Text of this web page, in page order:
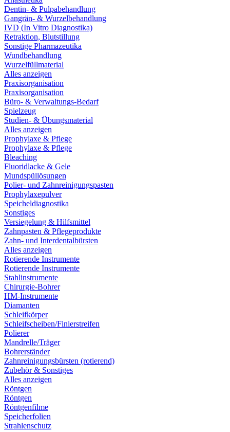
Dentin- & Pulpabehandlung
Gangrän- & Wurzelbehandlung
IVD (In Vitro Diagnostika)
Retraktion, Blutstillung
Sonstige Pharmazeutika
Wundbehandlung
Wurzelfüllmaterial
Alles anzeigen
Praxisorganisation
Praxisorganisation
Büro- & Verwaltungs-Bedarf
Spielzeug
Studien- & Übungsmaterial
Alles anzeigen
Prophylaxe & Pflege
Prophylaxe & Pflege
Bleaching
Fluoridlacke & Gele
Mundspüllösungen
Polier- und Zahnreinigungspasten
Prophylaxepulver
Speicheldiagnostika
Sonstiges
Versiegelung & Hilfsmittel
Zahnpasten & Pflegeprodukte
Zahn- und Interdentalbürsten
Alles anzeigen
Rotierende Instrumente
Rotierende Instrumente
Stahlinstrumente
Chirurgie-Bohrer
HM-Instrumente
Diamanten
Schleifkörper
Schleifscheiben/Finierstreifen
Polierer
Mandrelle/Träger
Bohrerständer
Zahnreinigungsbürsten (rotierend)
Zubehör & Sonstiges
Alles anzeigen
Röntgen
Röntgen
Röntgenfilme
Speicherfolien
Strahlenschutz